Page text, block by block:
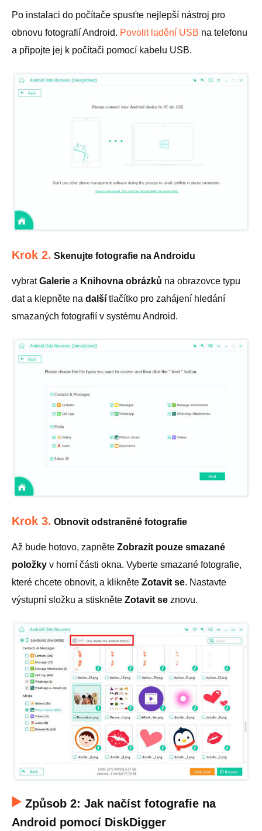
Po instalaci do počítače spusťte nejlepší nástroj pro
obnovu fotografií Android. Povolit ladění USB na telefonu
a připojte jej k počítači pomocí kabelu USB.
Krok 2. Skenujte fotografie na Androidu
vybratGalerie a Knihovna obrázků na obrazovce typu
dat a klepněte na další tlačítko pro zahájení hledání
smazaných fotografií v systému Android.
Krok 3. Obnovit odstraněné fotografie
Až bude hotovo, zapněte Zobrazit pouze smazané
položky v horní části okna. Vyberte smazané fotografie,
které chcete obnovit, a klikněte Zotavit se. Nastavte
výstupní složku a stiskněte Zotavit se znovu.
Způsob 2: Jak načíst fotografie na
Android pomocí DiskDigger